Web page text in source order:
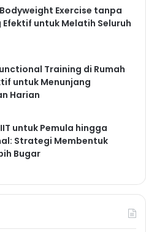
Exercise tanpa
untuk Melatih Seluruh
Training di Rumah
untuk Menunjang
Harian
untuk Pemula hingga
Strategi Membentuk
Bugar